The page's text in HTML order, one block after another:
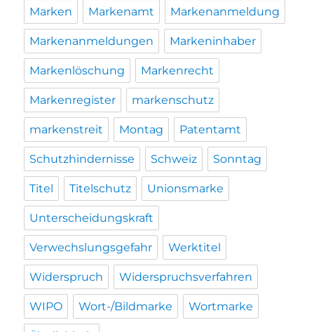
Marken Markenamt Markenanmeldung
Markenanmeldungen Markeninhaber
Markenlöschung Markenrecht
Markenregister markenschutz
markenstreit Montag Patentamt
Schutzhindernisse Schweiz Sonntag
Titel Titelschutz Unionsmarke
Unterscheidungskraft
Verwechslungsgefahr Werktitel
Widerspruch Widerspruchsverfahren
WIPO Wort-/Bildmarke Wortmarke